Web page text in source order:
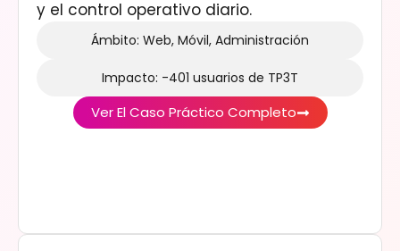
y el control operativo diario.
Ámbito: Web, Móvil, Administración
Impacto: -401 usuarios de TP3T
Ver El Caso Práctico Completo